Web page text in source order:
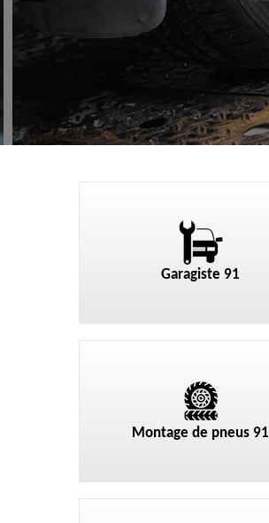
Garagiste 91
Montage de pneus 91